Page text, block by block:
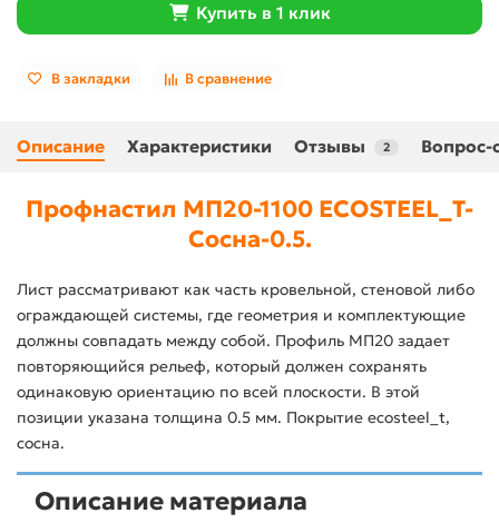
Купить в 1 клик
В закладки В сравнение
Описание Характеристики Отзывы 2 Вопрос-
Профнастил МП20-1100 ECOSTEEL_T-
Сосна-0.5.
Лист рассматривают как часть кровельной, стеновой либо
ограждающей системы, где геометрия и комплектующие
должны совпадать между собой. Профиль МП20 задает
повторяющийся рельеф, который должен сохранять
одинаковую ориентацию по всей плоскости. В этой
позиции указана толщина 0.5 мм. Покрытие ecosteel_t,
сосна.
Описание материала